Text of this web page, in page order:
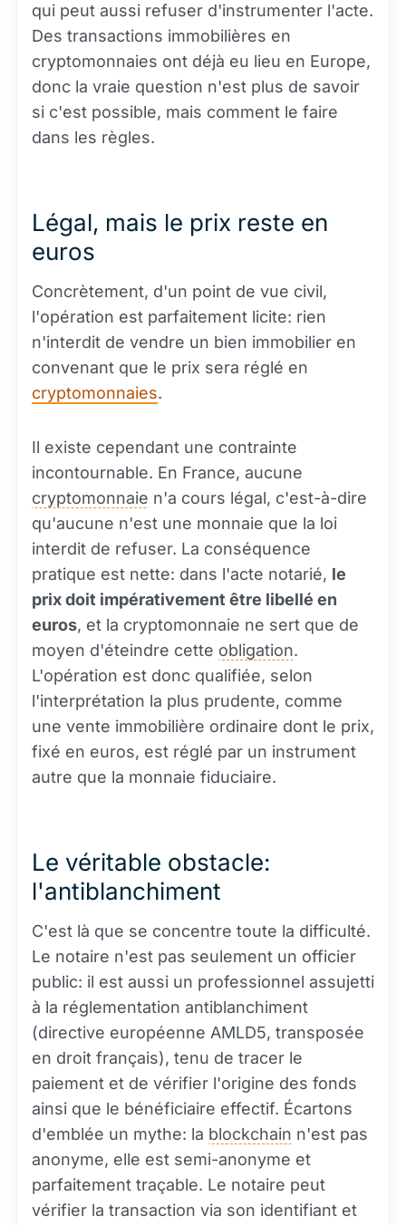
qui peut aussi refuser d'instrumenter l'acte.
Des transactions immobilières en
cryptomonnaies ont déjà eu lieu en Europe,
donc la vraie question n'est plus de savoir
si c'est possible, mais comment le faire
dans les règles.
Légal, mais le prix reste en
euros
Concrètement, d'un point de vue civil,
l'opération est parfaitement licite: rien
n'interdit de vendre un bien immobilier en
convenant que le prix sera réglé en
cryptomonnaies.
Il existe cependant une contrainte
incontournable. En France, aucune
cryptomonnaie n'a cours légal, c'est-à-dire
qu'aucune n'est une monnaie que la loi
interdit de refuser. La conséquence
pratique est nette: dans l'acte notarié, le
prix doit impérativement être libellé en
euros, et la cryptomonnaie ne sert que de
moyen d'éteindre cette obligation.
L'opération est donc qualifiée, selon
l'interprétation la plus prudente, comme
une vente immobilière ordinaire dont le prix,
fixé en euros, est réglé par un instrument
autre que la monnaie fiduciaire.
Le véritable obstacle:
l'antiblanchiment
C'est là que se concentre toute la difficulté.
Le notaire n'est pas seulement un officier
public: il est aussi un professionnel assujetti
à la réglementation antiblanchiment
(directive européenne AMLD5, transposée
en droit français), tenu de tracer le
paiement et de vérifier l'origine des fonds
ainsi que le bénéficiaire effectif. Écartons
d'emblée un mythe: la blockchain n'est pas
anonyme, elle est semi-anonyme et
parfaitement traçable. Le notaire peut
vérifier la transaction via son identifiant et